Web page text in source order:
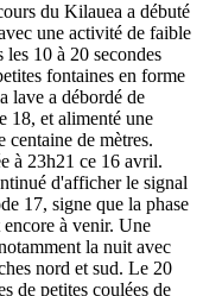
du Kilauea a débuté
une activité de faible
les 10 à 20 secondes
fontaines en forme
lave a débordé de
18, et alimenté une
centaine de mètres.
à 23h21 ce 16 avril.
d'afficher le signal
17, signe que la phase
encore à venir. Une
la nuit avec
nord et sud. Le 20
de petites coulées de